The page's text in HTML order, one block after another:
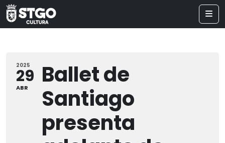
2025
29
ABR
Ballet de
Santiago
presenta